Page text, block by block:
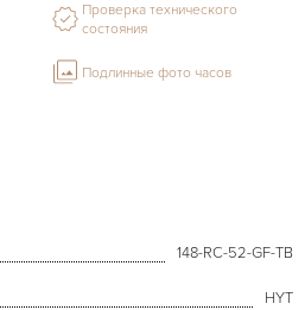
148-RC-52-GF-TB
HYT
Проверка технического
состояния
Подлинные фото часов